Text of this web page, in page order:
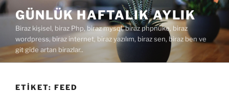
İçeriğe
geç
GÜNLÜK HAFTALIK AYLIK
Biraz kişisel, biraz Php, biraz mysql, biraz phpnuke, biraz
wordpress, biraz internet, biraz yazılım, biraz sen, biraz ben ve
git gide artan birazlar..
ETIKET: FEED